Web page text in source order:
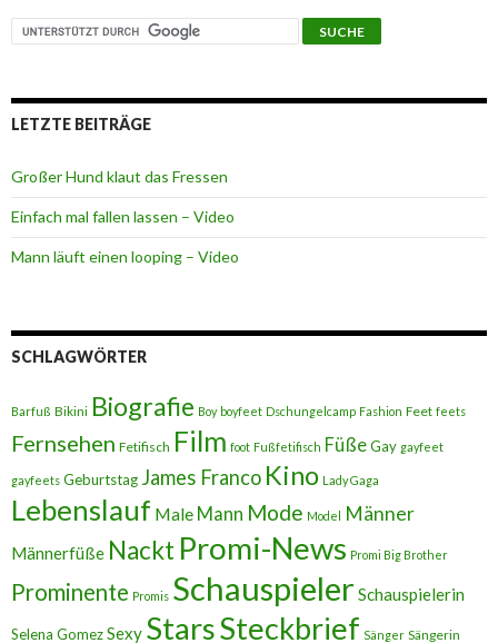
LETZTE BEITRÄGE
Großer Hund klaut das Fressen
Einfach mal fallen lassen – Video
Mann läuft einen looping – Video
SCHLAGWÖRTER
Barfuß Bikini Biografie Boy boyfeet Dschungelcamp Fashion Feet feets
Fernsehen Fetifisch Film foot Fußfetifisch FüßeGay gayfeet
gayfeets Geburtstag James Franco Kino Lady Gaga
Lebenslauf Male Mann Mode Model Männer
Männerfüße Nackt Promi-News Promi Big Brother
Prominente Promis Schauspieler Schauspielerin
Selena GomezSexy StarsSteckbrief Sänger Sängerin